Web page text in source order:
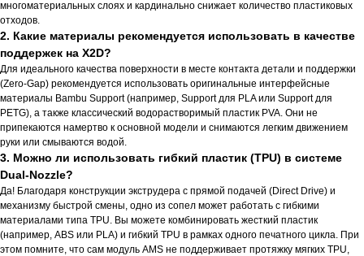
многоматериальных слоях и кардинально снижает количество пластиковых
отходов.
2. Какие материалы рекомендуется использовать в качестве
поддержек на X2D?
Для идеального качества поверхности в месте контакта детали и поддержки
(Zero-Gap) рекомендуется использовать оригинальные интерфейсные
материалы Bambu Support (например, Support для PLA или Support для
PETG), а также классический водорастворимый пластик PVA. Они не
припекаются намертво к основной модели и снимаются легким движением
руки или смываются водой.
3. Можно ли использовать гибкий пластик (TPU) в системе
Dual-Nozzle?
Да! Благодаря конструкции экструдера с прямой подачей (Direct Drive) и
механизму быстрой смены, одно из сопел может работать с гибкими
материалами типа TPU. Вы можете комбинировать жесткий пластик
(например, ABS или PLA) и гибкий TPU в рамках одного печатного цикла. При
этом помните, что сам модуль AMS не поддерживает протяжку мягких TPU,